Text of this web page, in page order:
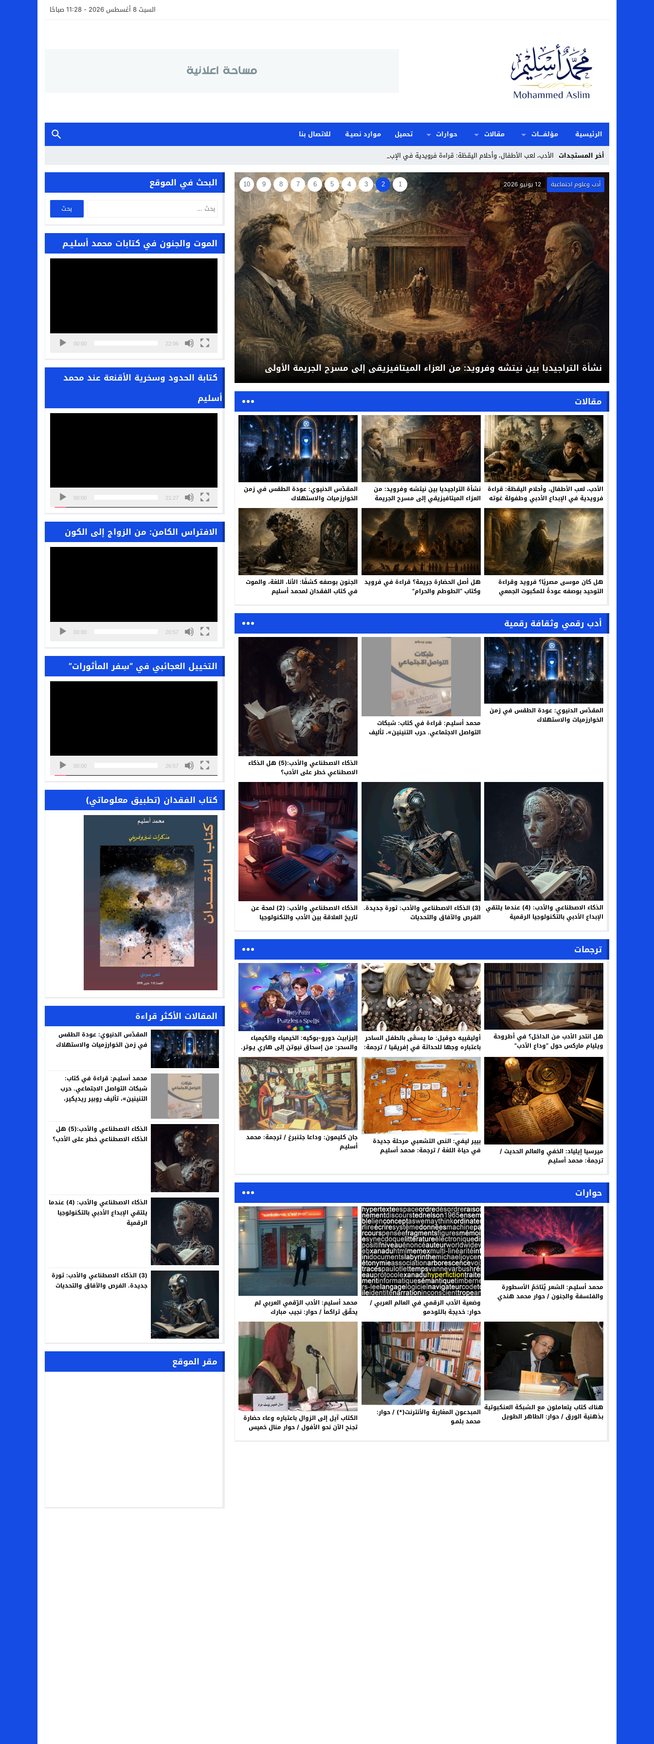
السبت 8 أغسطس 2026 - 11:28 صباحًا
الرئيسية مؤلفــــات مقالات حوارات تحميل موارد نصيـة
للاتصال بنا
أخر المستجدات الأدب، لعب الأطفال، وأحلام اليقظة: قراءة فرويدية في الإبداع الأدبي وطفولة _
Stop
Previous
Next
نشأة التراجيديا بين نيتشه وفرويد: من العزاء الميتافيزيقي إلى مسرح الجريمة الأولى
أدب وعلوم اجتماعية 12 يونيو 2026 1
2
3
4
5
6
7
8
9
10
مقالات
الأدب، لعب الأطفال، وأحلام اليقظة: قراءة
فرويدية في الإبداع الأدبي وطفولة غوته
نشأة التراجيديا بين نيتشه وفرويد: من
العزاء الميتافيزيقي إلى مسرح الجريمة
الأولى
المقدّس الدنيوي: عودة الطقس في زمن
الخوارزميات والاستهلاك
هل كان موسى مصريًا؟ فرويد وقراءة
التوحيد بوصفه عودةً للمكبوت الجمعي
هل أصل الحضارة جريمة؟ قراءة في فرويد
وكتاب “الطوطم والحرام”
الجنون بوصفه كشفًا: الأنا، اللغة، والموت
في كتاب الفقدان لمحمد أسليم
أدب رقمي وثقافة رقمية
المقدّس الدنيوي: عودة الطقس في زمن
الخوارزميات والاستهلاك
محمد أسليـم: قراءة في كتاب: شبكات
التواصل الاجتماعي. حرب التنينين»، تأليف
الذكاء الاصطناعي والأدب:(5) هل الذكاء
الاصطناعي خطر على الأدب؟
الذكاء الاصطناعي والأدب: (4) عندما يلتقي
الإبداع الأدبي بالتكنولوجيا الرقمية
(3) الذكاء الاصطناعي والأدب: ثورة جديدة.
الفرص والآفاق والتحديات
الذكاء الاصطناعي والأدب: (2) لمحة عن
تاريخ العلاقة بين الأدب والتكنولوجيا
ترجمات
هل انتحر الأدب من الداخل؟ في أطروحة
ويليام ماركس حول “وداع الأدب”
أوليڤييه دوڤيل: ما يسمَّى بالطفل الساحر
باعتباره وجها للحداثة في إفريقيا / ترجمة:
م. أسليـم
إليزابيث دورو-بوكيه: الخيمياء والكيمياء
والسحر: من إسحاق نيوتن إلى هاري ﭘـوتر.
التحويل والتطور والتحولات / ترجمة: م.
أسليـم
ميرسيا إيلياد: الخفي والعالم الحديث /
ترجمة: محمد أسليـم
بيير ليفي: النص التشعبي مرحلة جديدة
في حياة اللغة / ترجمة: محمد أسليـم
جان كليمون: وداعا جتنبرغ / ترجمة: محمد
أسليـم
حوارات
محمد أسليـم: الشعر يُتاخمُ الأسطورة
والفلسفة والجنون / حوار محمد هندي
وضعية الأدب الرقمي في العالم العربي /
حوار: خديجة باللودمو
محمد أسليم: الأدب الرّقمي العربي لم
يحقّق تراكماً / حوار: نجيب مبارك
هناك كتاب يتعاملون مع الشبكة العنكبوتية
بذهنية الورق / حوار: الطاهر الطويل
المبدعون المغاربة والأنترنت(*) / حوار:
محمد بلمـو
الكتاب آيل إلى الزوال باعتباره وعاء حضارة
تجنح الآن نحو الأفول / حوار منال خميس
البحث في الموقع
الموت والجنون في كتابات محمد أسليـم
مشغل
00:00 22:06
كتابة الحدود وسخرية الأقنعة عند محمد
أسليم
مشغل
00:00 21:27
الافتراس الكامن: من الزواج إلى الكون
مشغل
00:00 20:57
التخييل العجائبي في “سِفر المأثورات”
مشغل
00:00 26:57
كتاب الفقدان (تطبيق معلوماتي)
المقالات الأكثر قراءة
المقدّس الدنيوي: عودة الطقس
في زمن الخوارزميات والاستهلاك
محمد أسليـم: قراءة في كتاب:
شبكات التواصل الاجتماعي. حرب
التنينين»، تأليف روبير ريديكير،
الذكاء الاصطناعي والأدب:(5) هل
الذكاء الاصطناعي خطر على الأدب؟
الذكاء الاصطناعي والأدب: (4) عندما
يلتقي الإبداع الأدبي بالتكنولوجيا
الرقمية
(3) الذكاء الاصطناعي والأدب: ثورة
جديدة. الفرص والآفاق والتحديات
مقر الموقع